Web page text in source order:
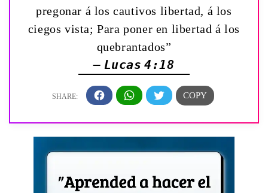
pregonar á los cautivos libertad, á los
ciegos vista; Para poner en libertad á los
quebrantados”
— Lucas 4:18